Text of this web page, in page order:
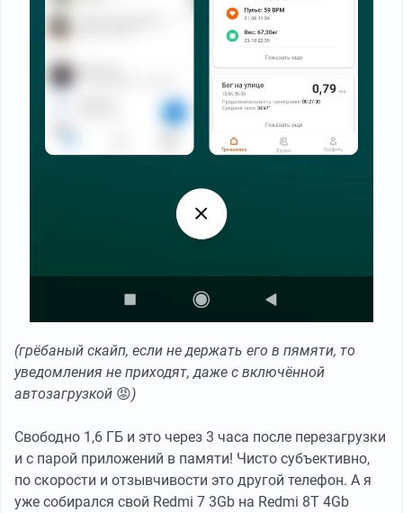
(грёбаный скайп, если не держать его в пямяти, то
уведомления не приходят, даже с включённой
автозагрузкой 😡)
Свободно 1,6 ГБ и это через 3 часа после перезагрузки
и с парой приложений в памяти! Чисто субъективно,
по скорости и отзывчивости это другой телефон. А я
уже собирался свой Redmi 7 3Gb на Redmi 8T 4Gb